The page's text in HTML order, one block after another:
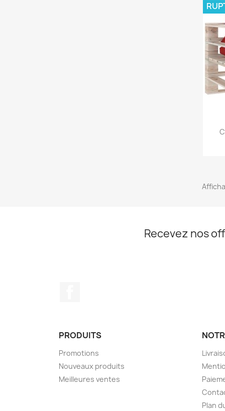
Recevez nos
PRODUITS
Promotions
Nouveaux produits
Meilleures ventes
Plan